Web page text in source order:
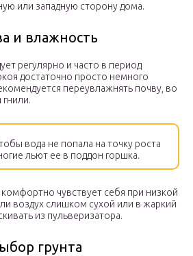
или западную сторону дома.
и влажность
регулярно и часто в период
достаточно просто немного
переувлажнять почву, во
вода не попала на точку роста
льют ее в поддон горшка.
чувствует себя при низкой
воздух слишком сухой или в жаркий
из пульверизатора.
грунта